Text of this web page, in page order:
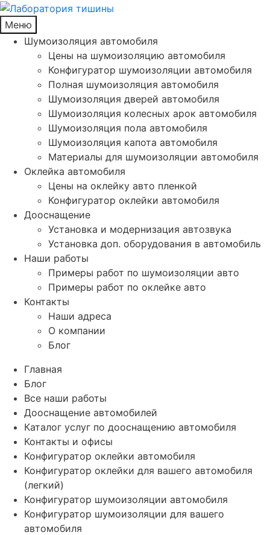
Меню
Шумоизоляция автомобиля
Цены на шумоизоляцию автомобиля
Конфигуратор шумоизоляции автомобиля
Полная шумоизоляция автомобиля
Шумоизоляция дверей автомобиля
Шумоизоляция колесных арок автомобиля
Шумоизоляция пола автомобиля
Шумоизоляция капота автомобиля
Материалы для шумоизоляции автомобиля
Оклейка автомобиля
Цены на оклейку авто пленкой
Конфигуратор оклейки автомобиля
Дооснащение
Установка и модернизация автозвука
Установка доп. оборудования в автомобиль
Наши работы
Примеры работ по шумоизоляции авто
Примеры работ по оклейке авто
Контакты
Наши адреса
О компании
Блог
Главная
Блог
Все наши работы
Дооснащение автомобилей
Каталог услуг по дооснащению автомобиля
Контакты и офисы
Конфигуратор оклейки автомобиля
Конфигуратор оклейки для вашего автомобиля
(легкий)
Конфигуратор шумоизоляции автомобиля
Конфигуратор шумоизоляции для вашего
автомобиля